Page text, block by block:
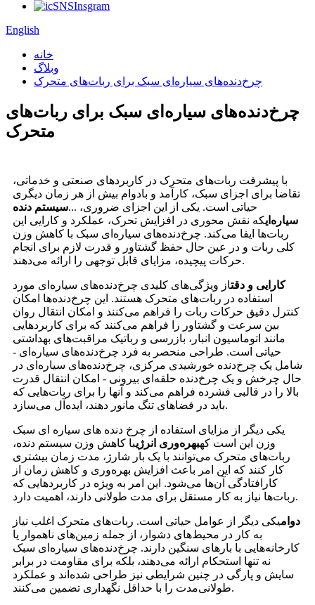
English
خانه
وبلاگ
چرخ‌دنده‌های سیاره‌ای سبک برای ربات‌های متحرک
چرخ‌دنده‌های سیاره‌ای سبک برای ربات‌های
متحرک
با پیشرفت ربات‌های متحرک در کاربردهای صنعتی و خدماتی،
تقاضا برای اجزای سبک، کارآمد و بادوام بیش از هر زمان دیگری
حیاتی است. یکی از این اجزای ضروری، ...سیستم دنده
سیاره‌ایکه نقش محوری در افزایش تحرک، عملکرد و کارایی این
ربات‌ها ایفا می‌کند. چرخ‌دنده‌های سیاره‌ای سبک با کاهش وزن
کلی ربات و در عین حال حفظ گشتاور و قدرت لازم برای انجام
حرکات پیچیده، مزایای قابل توجهی را ارائه می‌دهند.
کارایی و دقتاز ویژگی‌های کلیدی چرخ‌دنده‌های سیاره‌ای مورد
استفاده در ربات‌های متحرک هستند. این چرخ‌دنده‌ها امکان
کنترل دقیق حرکات ربات را فراهم می‌کنند و امکان انتقال روان
بین سرعت و گشتاور را فراهم می‌کنند که برای کاربردهایی
مانند اتوماسیون انبار، بازرسی و رباتیک مراقبت‌های بهداشتی
حیاتی است. طراحی منحصر به فرد چرخ‌دنده‌های سیاره‌ای -
شامل یک چرخ‌دنده خورشیدی مرکزی، چرخ‌دنده‌های سیاره‌ای در
حال چرخش و یک چرخ‌دنده حلقه‌ای بیرونی - امکان انتقال قدرت
بالا را در قالبی فشرده فراهم می‌کند و آنها را برای ربات‌هایی که
باید در فضاهای تنگ مانور دهند، ایده‌آل می‌سازد.
یکی دیگر از مزایای استفاده از چرخ دنده های سیاره ای سبک
وزن این است کهبهره‌وری انرژیبا کاهش وزن سیستم دنده،
ربات‌های متحرک می‌توانند با یک بار شارژ، مدت زمان بیشتری
کار کنند که این امر باعث افزایش بهره‌وری و کاهش زمان از
کارافتادگی آن‌ها می‌شود. این امر به ویژه در کاربردهایی که
ربات‌ها نیاز به کار مستقل برای مدت طولانی دارند، اهمیت دارد.
دوامیکی دیگر از عوامل حیاتی است. ربات‌های متحرک اغلب نیاز
به کار در محیط‌های دشوار، از جمله زمین‌های ناهموار یا
کارخانه‌هایی با بارهای سنگین دارند. چرخ‌دنده‌های سیاره‌ای سبک
نه تنها استحکام ارائه می‌دهند، بلکه برای مقاومت در برابر
سایش و پارگی در چنین شرایطی نیز طراحی شده‌اند و عملکرد
طولانی‌مدت را با حداقل نگهداری تضمین می‌کنند.